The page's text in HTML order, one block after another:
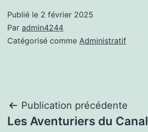
Publié le 2 février 2025
Par admin4244
Catégorisé comme Administratif
Navigation
Publication précédente
Les Aventuriers du Canal